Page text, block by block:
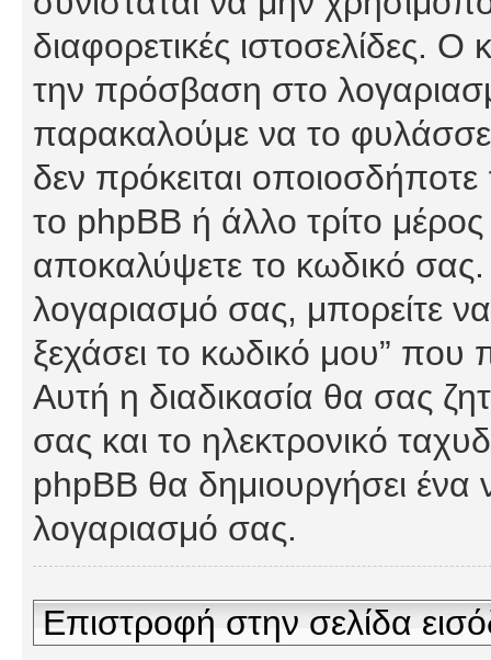
διαφορετικές ιστοσελίδες.
την πρόσβαση στο
παρακαλούμε να το
δεν πρόκειται
το phpBB ή άλλο τρίτο
αποκαλύψετε το κωδικό σας.
λογαριασμό σας, μπορείτε
ξεχάσει το κωδικό μου” που
Αυτή η διαδικασία θα σας
σας και το ηλεκτρονικό
phpBB θα δημιουργήσει ένα
λογαριασμό σας.
Επιστροφή στην σελίδα